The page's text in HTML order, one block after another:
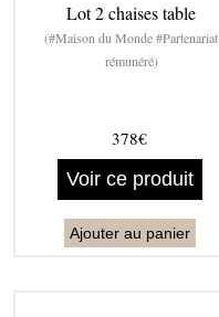
Lot 2 chaises table
(#Maison du Monde #Partenariat
rémunéré)
378€
Voir ce produit
Ajouter au panier